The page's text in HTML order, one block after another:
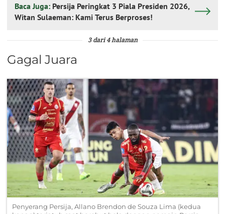
Baca Juga: Persija Peringkat 3 Piala Presiden 2026,
Witan Sulaeman: Kami Terus Berproses!
3 dari 4 halaman
Gagal Juara
Penyerang Persija, Allano Brendon de Souza Lima (kedua